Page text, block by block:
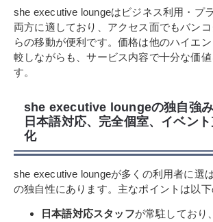
she executive loungeはビジネス利用・プ
両方に適しており、アクセス面でもバン
らの移動が便利です。価格は他のハイエ
較しながらも、サービス内容で十分な価
す。
she executive loungeの独自強
日本語対応、完全個室、イベン
化
she executive loungeが多くの利用者に選
の独自性にあります。主なポイントは以下
日本語対応スタッフが常駐しており